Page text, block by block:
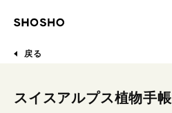
戻る
スイスアルプス植物手帳